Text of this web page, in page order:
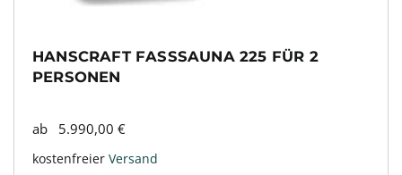
HANSCRAFT FASSSAUNA 225 FÜR 2
PERSONEN
ab 5.990,00 €
kostenfreier Versand